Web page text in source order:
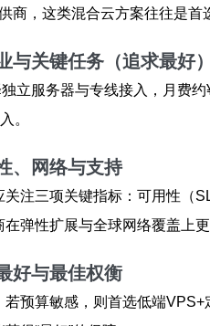
商，这类混合云方案往往是首
与关键任务（追求最好）
立服务器与专线接入，月费
。
、网络与支持
关注三项关键指标：可用性（
弹性扩展与全球网络覆盖上更
好与最佳权衡
预算敏感，则首选低端